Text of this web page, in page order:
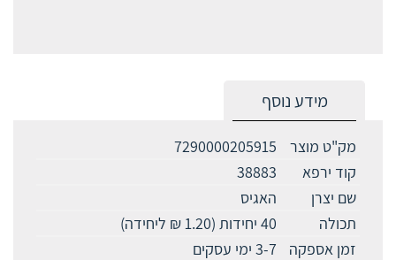
מידע נוסף
מק"ט מוצר
7290000205915
קוד ירפא
38883
שם יצרן
האגיס
תכולה
40 יחידות (1.20 ₪ ליחידה)
זמן אספקה
3-7 ימי עסקים